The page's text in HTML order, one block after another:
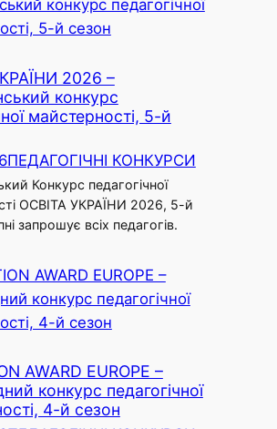
2026 –
конкурс
майстерності, 5-й
ПЕДАГОГІЧНІ КОНКУРСИ
Конкурс педагогічної
ОСВІТА УКРАЇНИ 2026, 5-й
запрошує всіх педагогів.
AWARD EUROPE –
конкурс педагогічної
4-й сезон